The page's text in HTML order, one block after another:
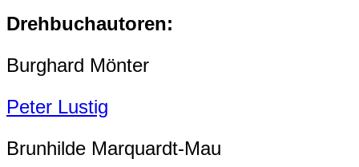
Drehbuchautoren:
Burghard Mönter
Peter Lustig
Brunhilde Marquardt-Mau